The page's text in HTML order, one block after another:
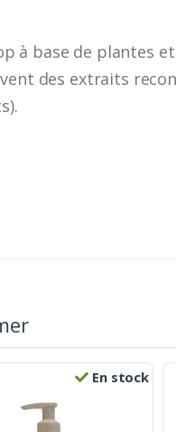
à base de plantes
des extraits
En stock